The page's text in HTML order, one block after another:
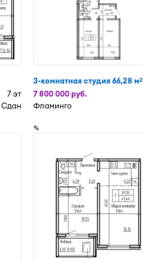
7 эт
Сдан
3-комнатная студия 66,28 м2
7 800 000 руб.
Фламинго
✎